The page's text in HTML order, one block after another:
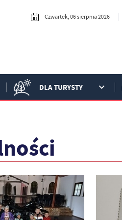
Czwartek, 06 sierpnia 2026
DLA TURYSTY